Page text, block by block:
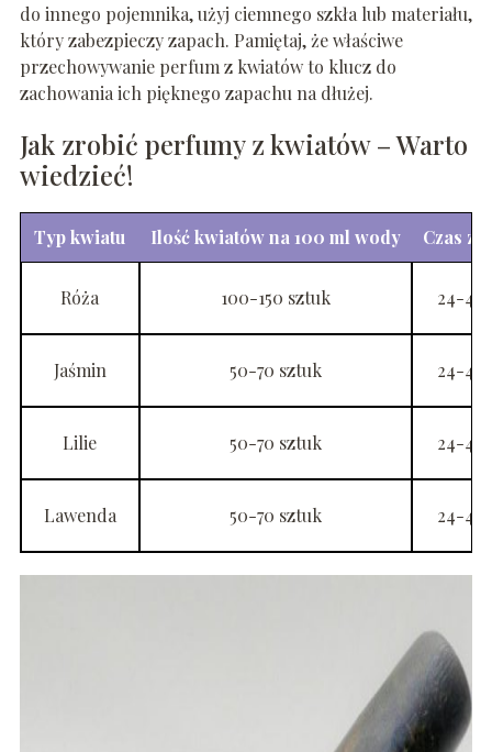
do innego pojemnika, użyj ciemnego szkła lub materiału,
który zabezpieczy zapach. Pamiętaj, że właściwe
przechowywanie perfum z kwiatów to klucz do
zachowania ich pięknego zapachu na dłużej.
Jak zrobić perfumy z kwiatów – Warto
wiedzieć!
Typ kwiatu Ilość kwiatów na 100 ml wody Czas
Róża 100-150 sztuk 24-48
Jaśmin 50-70 sztuk 24-48
Lilie 50-70 sztuk 24-48
Lawenda 50-70 sztuk 24-48